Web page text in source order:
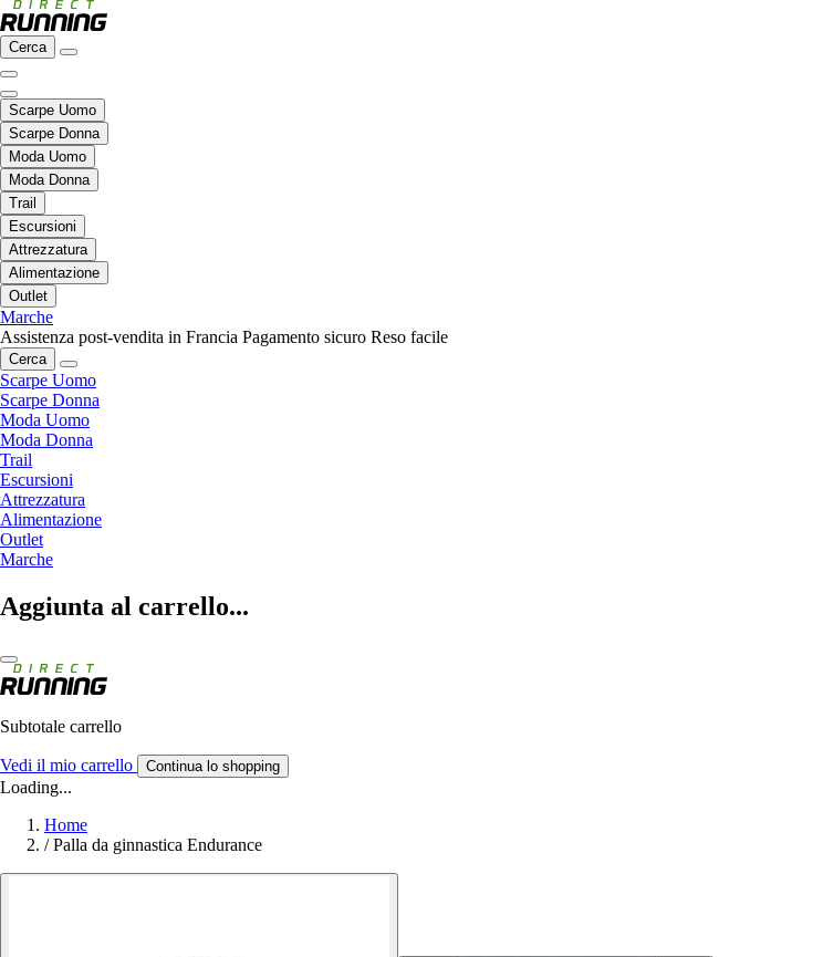
Cerca
Scarpe Uomo
Scarpe Donna
Moda Uomo
Moda Donna
Trail
Escursioni
Attrezzatura
Alimentazione
Outlet
Marche
Assistenza post-vendita in Francia Pagamento sicuro Reso facile
Cerca
Scarpe Uomo
Scarpe Donna
Moda Uomo
Moda Donna
Trail
Escursioni
Attrezzatura
Alimentazione
Outlet
Marche
Aggiunta al carrello...
Subtotale carrello
Vedi il mio carrello Continua lo shopping
Loading...
Home
/ Palla da ginnastica Endurance